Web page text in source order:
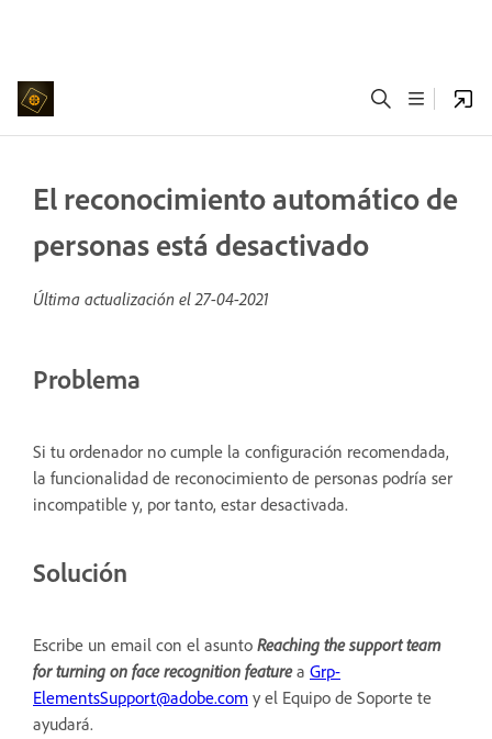
El reconocimiento automático de
personas está desactivado
Última actualización el27-04-2021
Problema
Si tu ordenador no cumple la configuración recomendada,
la funcionalidad de reconocimiento de personas podría ser
incompatible y, por tanto, estar desactivada.
Solución
Escribe un email con el asunto Reaching the support team
for turning on face recognition featurea Grp-
ElementsSupport@adobe.com y el Equipo de Soporte te
ayudará.